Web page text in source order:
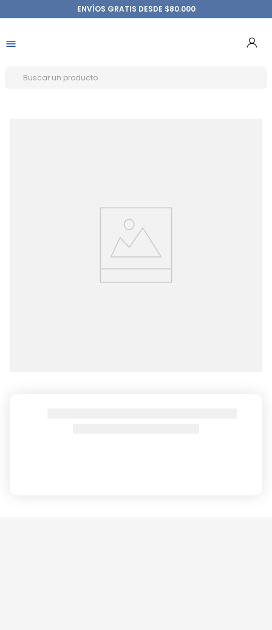
ENVÍOS GRATIS DESDE $80.000